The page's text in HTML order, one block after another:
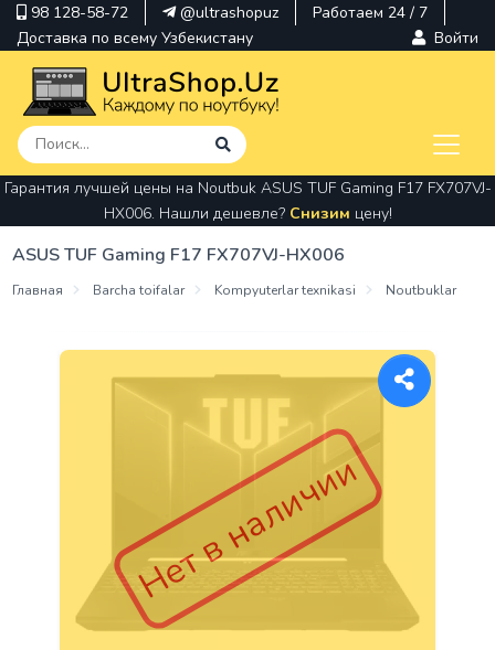
98 128-58-72 @ultrashopuz
Работаем 24 / 7
Доставка по всему Узбекистану
Войти
pavilion
kindle
envy
Гарантия лучшей цены на Noutbuk ASUS TUF Gaming F17 FX707VJ-
HX006. Нашли дешевле? Снизим цену!
ASUS TUF Gaming F17 FX707VJ-HX006
Главная Barcha toifalar Kompyuterlar texnikasi Noutbuklar
Нет в наличии